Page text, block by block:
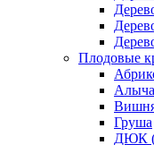
Плодовые
Алыча
Груша
ДЮК